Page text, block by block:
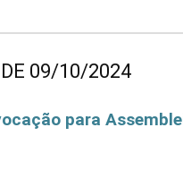
09/10/2024
para